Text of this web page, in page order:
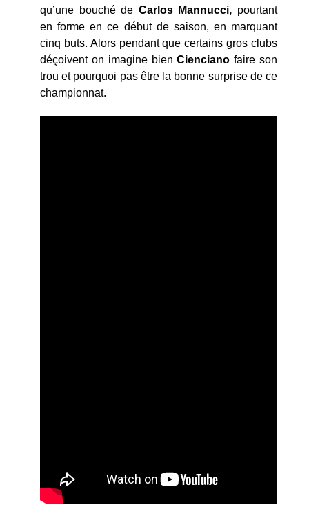
qu’une bouché de Carlos Mannucci, pourtant
en forme en ce début de saison, en marquant
cinq buts. Alors pendant que certains gros clubs
déçoivent on imagine bienCienciano faire son
trou et pourquoi pas être la bonne surprise de ce
championnat.